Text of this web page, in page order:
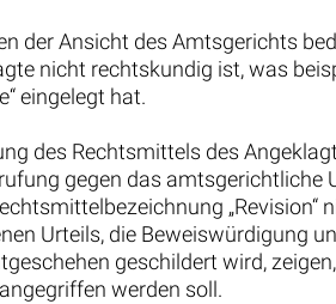
der Ansicht des Amtsgerichts
nicht rechtskundig ist, was
eingelegt hat.
des Rechtsmittels des
gegen das
Urteils, die Beweiswürdigung
geschildert wird,
werden soll.